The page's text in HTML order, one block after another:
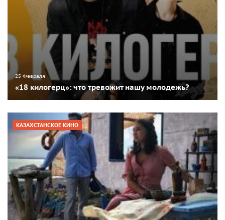
25 Февраля
«18 килогерц»: что тревожит нашу молодежь?
КАЗАХСТАНСКОЕ КИНО